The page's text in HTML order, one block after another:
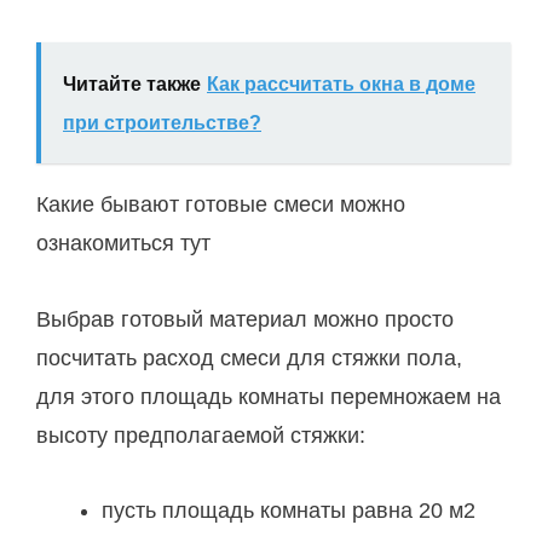
Читайте также Как рассчитать окна в доме
при строительстве?
Какие бывают готовые смеси можно
ознакомиться тут
Выбрав готовый материал можно просто
посчитать расход смеси для стяжки пола,
для этого площадь комнаты перемножаем на
высоту предполагаемой стяжки:
пусть площадь комнаты равна 20 м2